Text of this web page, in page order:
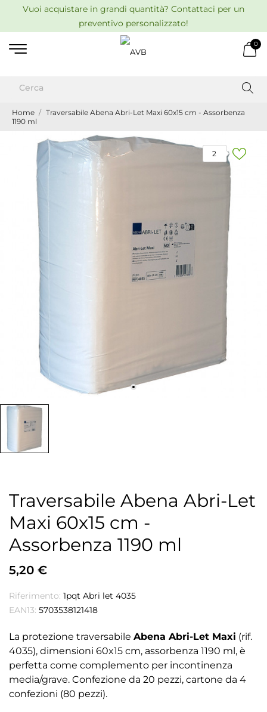
Vuoi acquistare in grandi quantità? Contattaci per un
preventivo personalizzato!
0
Home
Traversabile Abena Abri-Let Maxi 60x15 cm - Assorbenza
1190 ml
2
Traversabile Abena Abri-Let
Maxi 60x15 cm -
Assorbenza 1190 ml
5,20 €
Riferimento: 1pqt Abri let 4035
EAN13: 5703538121418
La protezione traversabile Abena Abri-Let Maxi (rif.
4035), dimensioni 60x15 cm, assorbenza 1190 ml, è
perfetta come complemento per incontinenza
media/grave. Confezione da 20 pezzi, cartone da 4
confezioni (80 pezzi).